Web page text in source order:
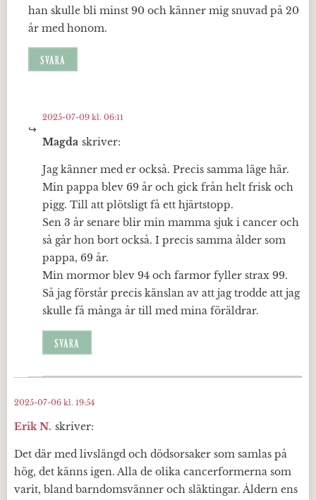
han skulle bli minst 90 och känner mig snuvad på 20
år med honom.
SVARA
Magda skriver:
2025-07-09 kl. 06:11
Jag känner med er också. Precis samma läge här.
Min pappa blev 69 år och gick från helt frisk och
pigg. Till att plötsligt få ett hjärtstopp.
Sen 3 år senare blir min mamma sjuk i cancer och
så går hon bort också. I precis samma ålder som
pappa, 69 år.
Min mormor blev 94 och farmor fyller strax 99.
Så jag förstår precis känslan av att jag trodde att jag
skulle få många år till med mina föräldrar.
SVARA
Erik N. skriver:
2025-07-06 kl. 19:54
Det där med livslängd och dödsorsaker som samlas på
hög, det känns igen. Alla de olika cancerformerna som
varit, bland barndomsvänner och släktingar. Åldern ens